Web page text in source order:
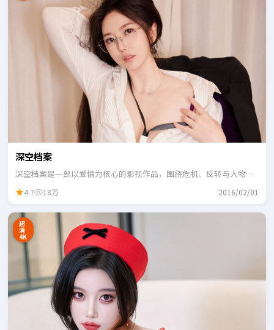
深空档案
深空档案是一部以爱情为核心的影视作品，围绕危机、反转与人物成
4.7 18万 2016/02/01
超
清
4K